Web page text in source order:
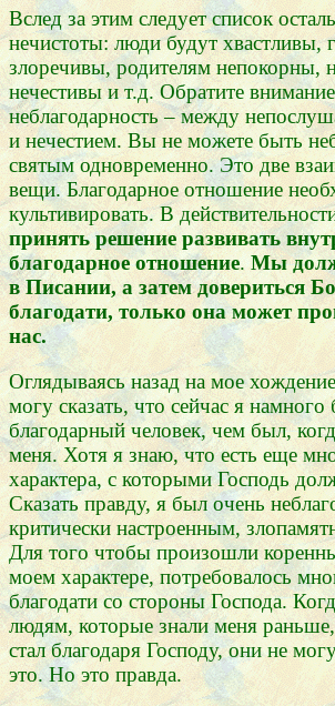
Вслед за этим следует список
нечистоты: люди будут хвастливы,
злоречивы, родителям непокорны,
нечестивы и т.д. Обратите
неблагодарность – между
и нечестием. Вы не можете быть
святым одновременно. Это две
вещи. Благодарное отношение
культивировать. В
принять решение развивать
благодарное отношение.Мы
в Писании, а затем довериться
благодати, только она может
нас.
Оглядываясь назад на мое
могу сказать, что сейчас я намного
благодарный человек, чем был,
меня. Хотя я знаю, что есть еще
характера, с которыми Господь
Сказать правду, я был очень
критически настроенным,
Для того чтобы произошли
моем характере, потребовалось
благодати со стороны Господа.
людям, которые знали меня
стал благодаря Господу, они не
это. Но это правда.